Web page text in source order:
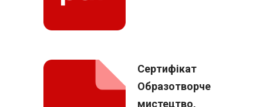
Сертифікат
Образотворче
мистецтво,